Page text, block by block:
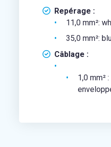
Repérage :
11,0 mm²:
35,0 mm²:
Câblage :
1,0 mm²